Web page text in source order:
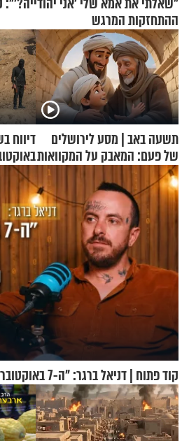
ההתחזקות המרגש
תשעה באב | מסע לירושלים
של פעם: המאבק על המקוואות
קוד פתוח | דניאל ברגר: "ה-7 באוקטובר גרם לי לחפש תשובות"